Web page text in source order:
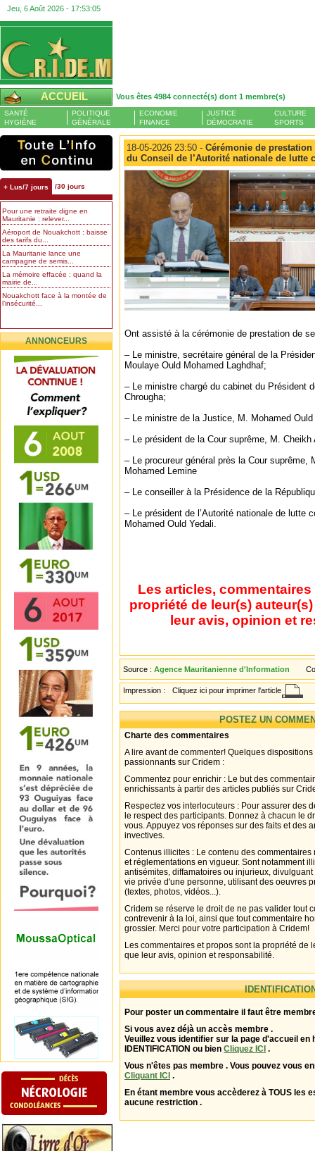
Jeu, 6 Août 2026 - 17:53:06
ACCUEIL Vous êtes 4984 connecté(s) dont 1 membre(s)
SANTÉ
HYGIÈNE
POLITIQUE
GÉNÉRALE
ECONOMIE
FINANCE
JUSTICE
DÉMOCRATIE
CULTURE
SPORTS
+ Lus/7 jours /30 jours
Pour une retraite digne en
Mauritanie : relever...
Aéroport de Nouakchott : baisse
des tarifs du...
La Mauritanie lance une
campagne de semis...
La mémoire effacée : quand la
mairie de...
Nouakchott face à la montée de
l’insécurité...
ANNONCEURS
18-05-2026 23:50 - Cérémonie de
du Conseil de l’Autorité nationale de lutte
Ont assisté à la cérémonie de prestation de
– Le ministre, secrétaire général de la
Moulaye Ould Mohamed Laghdhaf;
– Le ministre chargé du cabinet du Président
Chrougha;
– Le ministre de la Justice, M. Mohamed
– Le président de la Cour suprême, M. Cheikh
– Le procureur général près la Cour suprême,
Mohamed Lemine
– Le conseiller à la Présidence de la
– Le président de l’Autorité nationale de lutte
Mohamed Ould Yedali.
Les articles,
propriété de leur(s)
leur avis, opinion et
Source : Agence Mauritanienne d'Information
Impression : Cliquez ici pour imprimer l'article
POSTEZ UN
Charte des commentaires
A lire avant de commenter! Quelques
passionnants sur Cridem :
Commentez pour enrichir : Le but des
enrichissants à partir des articles publiés sur
Respectez vos interlocuteurs : Pour assurer des
le respect des participants. Donnez à chacun le
vous. Appuyez vos réponses sur des faits et des
invectives.
Contenus illicites : Le contenu des
et réglementations en vigueur. Sont notamment
antisémites, diffamatoires ou injurieux,
vie privée d'une personne, utilisant des oeuvres
(textes, photos, vidéos...).
Cridem se réserve le droit de ne pas valider tout
contrevenir à la loi, ainsi que tout commentaire
grossier. Merci pour votre participation à Cridem!
Les commentaires et propos sont la propriété de
que leur avis, opinion et responsabilité.
Pour poster un commentaire il faut être
Si vous avez déjà un accès membre .
Veuillez vous identifier sur la page d'accueil en
IDENTIFICATION ou bien Cliquez ICI .
Vous n'êtes pas membre . Vous pouvez vous
Cliquant ICI .
En étant membre vous accèderez à TOUS les
aucune restriction .